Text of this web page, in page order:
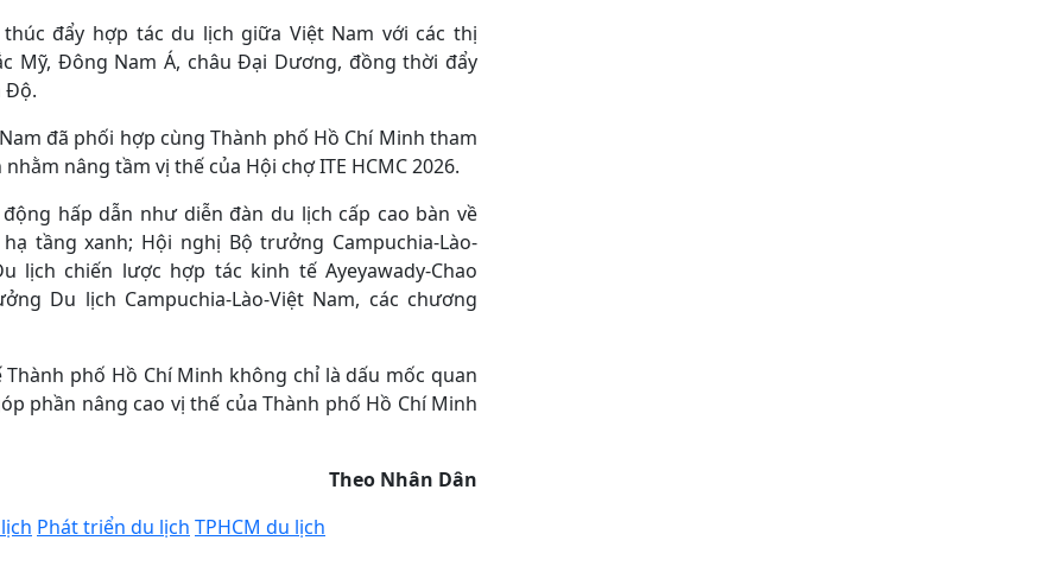
đẩy hợp tác du lịch giữa Việt Nam với các thị
Mỹ, Đông Nam Á, châu Đại Dương, đồng thời đẩy
Độ.
đã phối hợp cùng Thành phố Hồ Chí Minh tham
nâng tầm vị thế của Hội chợ ITE HCMC 2026.
hấp dẫn như diễn đàn du lịch cấp cao bàn về
tầng xanh; Hội nghị Bộ trưởng Campuchia-Lào-
lịch chiến lược hợp tác kinh tế Ayeyawady-Chao
Du lịch Campuchia-Lào-Việt Nam, các chương
phố Hồ Chí Minh không chỉ là dấu mốc quan
phần nâng cao vị thế của Thành phố Hồ Chí Minh
Theo Nhân Dân
Phát triển du lịch TPHCM du lịch